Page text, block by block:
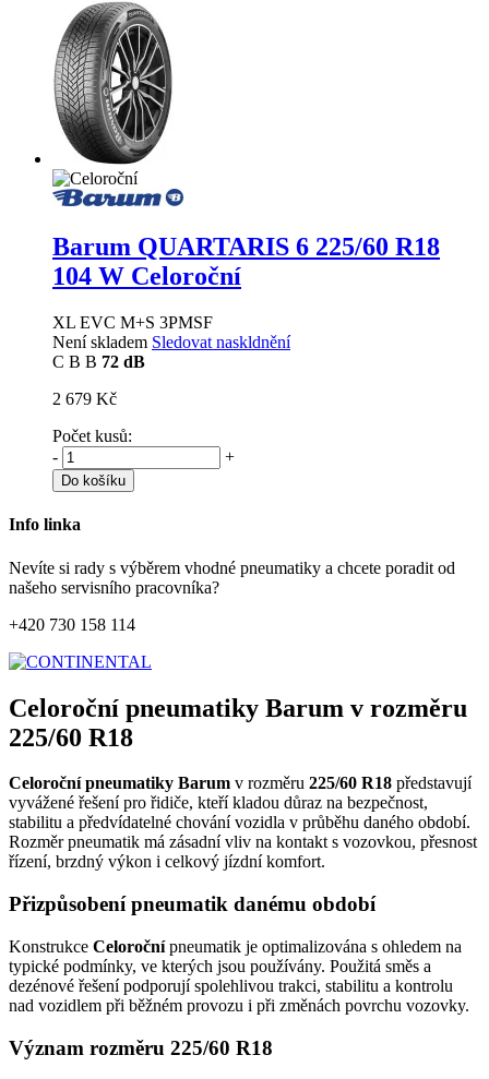
Barum QUARTARIS 6 225/60 R18
104 W Celoroční
XL EVC M+S 3PMSF
Není skladem Sledovat naskldnění
C B B 72 dB
2 679 Kč
Počet kusů:
-
+
Do košíku
Info linka
Nevíte si rady s výběrem vhodné pneumatiky a chcete poradit od
našeho servisního pracovníka?
+420 730 158 114
Celoroční pneumatiky Barum v rozměru
225/60 R18
Celoroční pneumatiky Barum v rozměru 225/60 R18 představují
vyvážené řešení pro řidiče, kteří kladou důraz na bezpečnost,
stabilitu a předvídatelné chování vozidla v průběhu daného období.
Rozměr pneumatik má zásadní vliv na kontakt s vozovkou, přesnost
řízení, brzdný výkon i celkový jízdní komfort.
Přizpůsobení pneumatik danému období
Konstrukce Celoročnípneumatik je optimalizována s ohledem na
typické podmínky, ve kterých jsou používány. Použitá směs a
dezénové řešení podporují spolehlivou trakci, stabilitu a kontrolu
nad vozidlem při běžném provozu i při změnách povrchu vozovky.
Význam rozměru 225/60 R18